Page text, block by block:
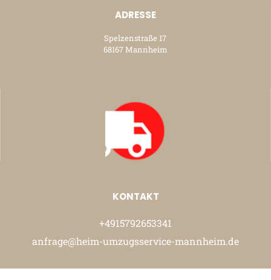
ADRESSE
Spelzenstraße 17
68167 Mannheim
KONTAKT
+4915792653341
anfrage@heim-umzugsservice-mannheim.de